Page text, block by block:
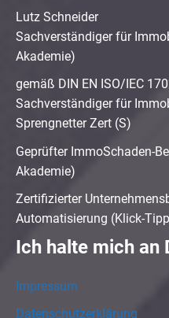
Lutz Schneider
Sachverständiger für
Akademie)
gemäß DIN EN ISO/IEC
Sachverständiger für
Sprengnetter Zert (S)
Geprüfter ImmoSchaden-
Akademie)
Zertifizierter
Automatisierung (Klick-
Ich halte mich an
Impressum
Datenschutzerklärung